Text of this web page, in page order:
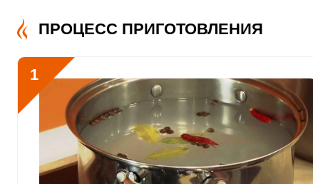
Витамин В12 0
Витамин С 121 мкг
Витамин D
Витамин E 1.5 мг
ПРОЦЕСС ПРИГОТОВЛЕНИЯ
1